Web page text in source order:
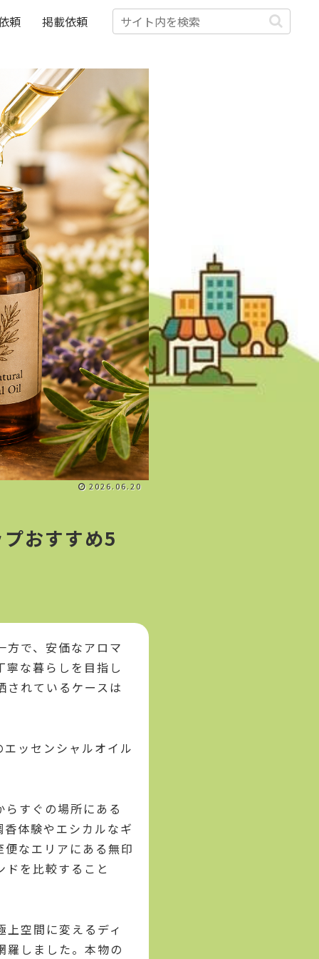
頼 掲載依頼
おすすめ5
2026.06.20
で、安価なアロマ
な暮らしを目指し
れているケースは
ッセンシャルオイル
すぐの場所にある
体験やエシカルなギ
なエリアにある無印
を比較すること
空間に変えるディ
羅しました。本物の